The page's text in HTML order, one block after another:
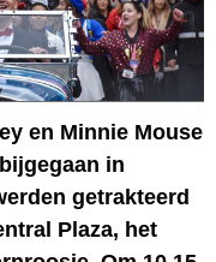
en Minnie Mouse
in
getrakteerd
Plaza, het